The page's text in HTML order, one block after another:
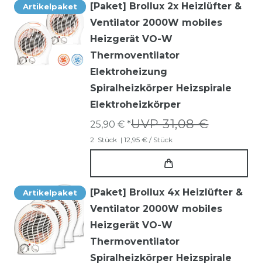
Artikelpaket
[Paket] Brollux 2x Heizlüfter &
Ventilator 2000W mobiles
Heizgerät VO-W
Thermoventilator
Elektroheizung
Spiralheizkörper Heizspirale
Elektroheizkörper
UVP 31,08 €
25,90 € *
2 Stück | 12,95 € / Stück
Artikelpaket
[Paket] Brollux 4x Heizlüfter &
Ventilator 2000W mobiles
Heizgerät VO-W
Thermoventilator
Spiralheizkörper Heizspirale